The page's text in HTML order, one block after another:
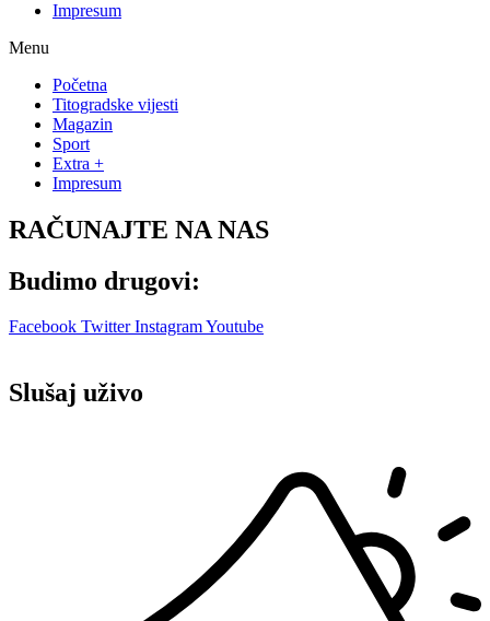
Impresum
Menu
Početna
Titogradske vijesti
Magazin
Sport
Extra +
Impresum
RAČUNAJTE NA NAS
Budimo drugovi:
Facebook Twitter InstagramYoutube
Slušaj uživo